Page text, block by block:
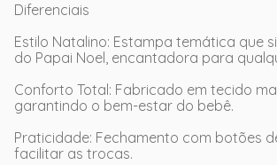
Diferenciais
Estilo Natalino: Estampa temática que
do Papai Noel, encantadora para
Conforto Total: Fabricado em tecido
garantindo o bem-estar do bebê.
Praticidade: Fechamento com botões
facilitar as trocas.